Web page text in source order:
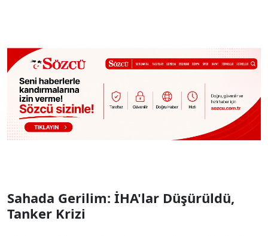
Sahada Gerilim: İHA'lar Düşürüldü,
Tanker Krizi